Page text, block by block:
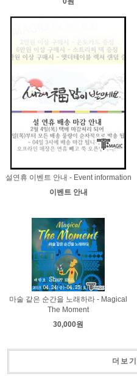
설연휴 이벤트 안내 - Event information
이벤트 안내
마술 같은 순간을 노래하라 - Magical
The Moment
30,000원
더보기